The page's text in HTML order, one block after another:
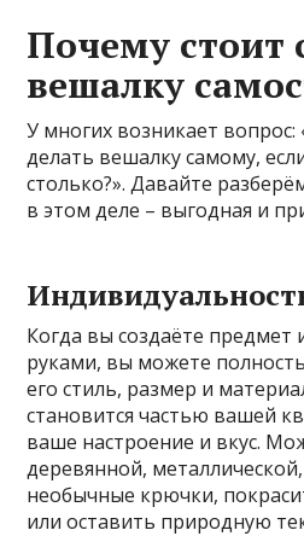
Почему стоит
вешалку
У многих возникает
делать вешалку самому,
столько?». Давайте
в этом деле – выгодная и
Когда вы создаёте предмет
руками, вы можете
его стиль, размер и
становится частью вашей
ваше настроение и вкус.
деревянной,
необычные крючки,
или оставить природную